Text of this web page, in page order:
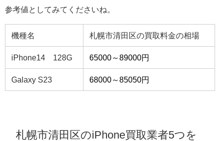
参考値としてみてくださいね。
機種名 札幌市清田区の買取料金の相場
iPhone14 128G 65000～89000円
Galaxy S23 68000～85050円
札幌市清田区のiPhone買取業者5つを